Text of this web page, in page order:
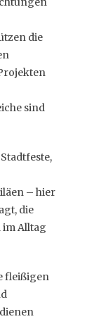
die
sind
Stadtfeste,
– hier
die
im Alltag
fleißigen